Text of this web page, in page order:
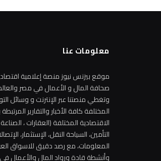
معلومات عنا
موقع بيزنس نيوز منصة إعلامية
صحافة المال و الأعمال في مصر
وتغطي منصتنا عبر الإنترنت و وسائل
المختلفة كافة الأخبار والتقارير
الاقتصادية المختلفة (العقارات ، الصناعة
التأمين، السياحة النقل، الإستثمار،
المعلومات، مع رصد دقيق للاسواق
وأنشطة قادة ورواد المال والأعمال